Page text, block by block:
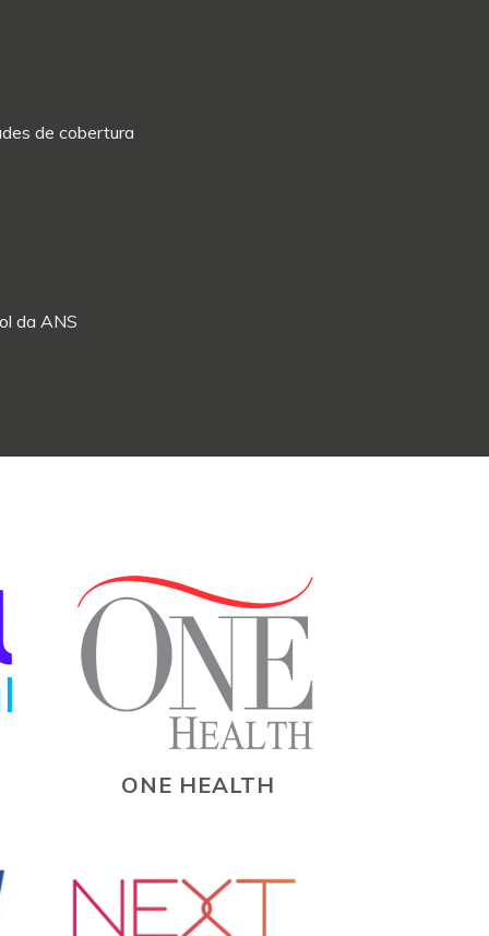
de cobertura
da ANS
ONE HEALTH